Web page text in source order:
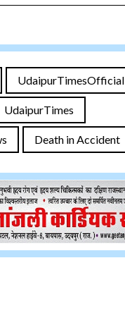
UdaipurTimesOfficial
UdaipurTimes
Death in Accident